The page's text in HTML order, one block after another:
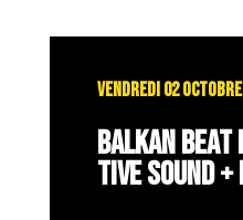
VENDREDI 02
BALKAN
TIVE SOUND +